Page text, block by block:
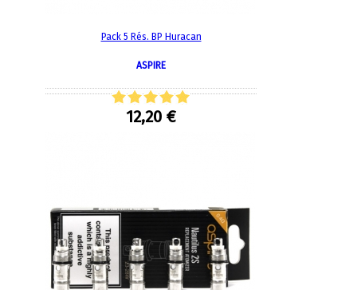
Pack 5 Rés. BP Huracan
ASPIRE
12,20 €